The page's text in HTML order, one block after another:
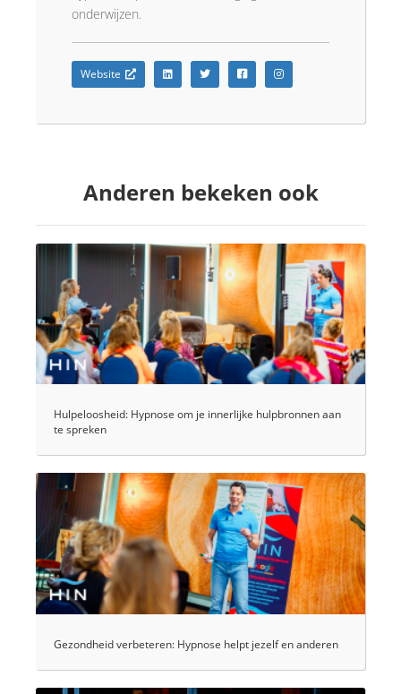
onderwijzen.
Website
Anderen bekeken ook
Hulpeloosheid: Hypnose om je innerlijke hulpbronnen aan
te spreken
Gezondheid verbeteren: Hypnose helpt jezelf en anderen